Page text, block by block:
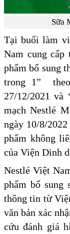
Sữa
Tại buổi làm
Nam cung cấp
phẩm bổ sung
trong 1”
27/12/2021 và
mạch Nestlé
ngày 10/8/
phẩm không
của Viện Dinh
Nestlé Việt
phẩm bổ sung
thông tin từ
văn bản xác
cứu đánh giá